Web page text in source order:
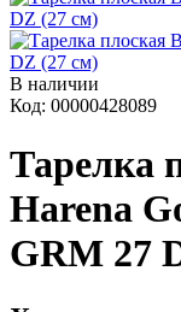
В наличии
Код: 00000428089
Тарелка
Harena
GRM 27